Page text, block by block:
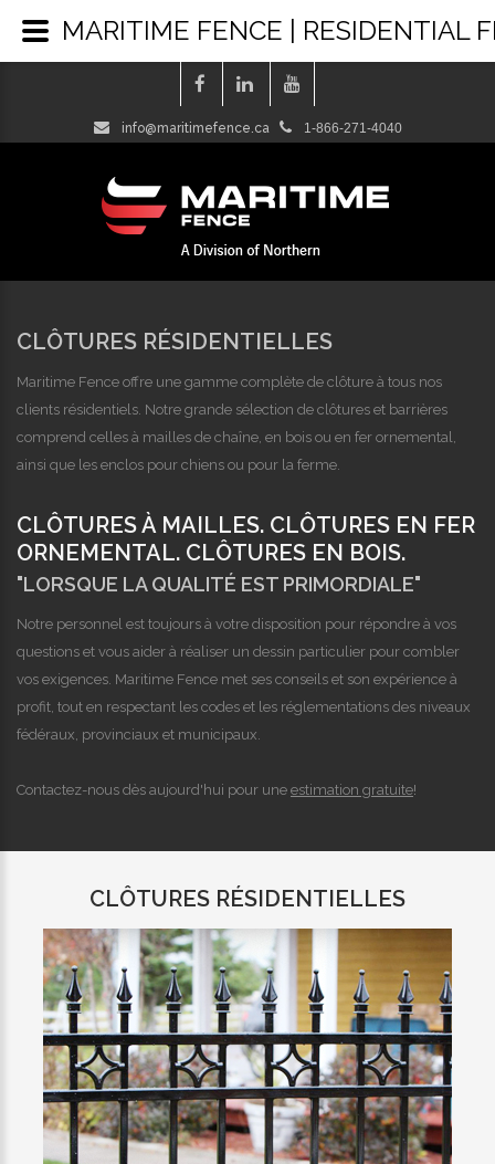
info@maritimefence.ca 1-866-271-4040
CLÔTURES RÉSIDENTIELLES
Maritime Fence offre une gamme complète de clôture à tous nos
clients résidentiels. Notre grande sélection de clôtures et barrières
comprend celles à mailles de chaîne, en bois ou en fer ornemental,
ainsi que les enclos pour chiens ou pour la ferme.
CLÔTURES À MAILLES. CLÔTURES EN FER
ORNEMENTAL. CLÔTURES EN BOIS.
"LORSQUE LA QUALITÉ EST PRIMORDIALE"
Notre personnel est toujours à votre disposition pour répondre à vos
questions et vous aider à réaliser un dessin particulier pour combler
vos exigences. Maritime Fence met ses conseils et son expérience à
profit, tout en respectant les codes et les réglementations des niveaux
fédéraux, provinciaux et municipaux.
Contactez-nous dès aujourd'hui pour une estimation gratuite!
CLÔTURES RÉSIDENTIELLES
MARITIME FENCE | RESIDENTIAL